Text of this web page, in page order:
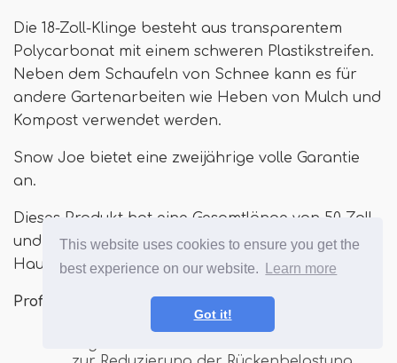
This website uses cookies to ensure you get the
best experience on our website.
Learn more
Got it!
Die 18-Zoll-Klinge besteht aus transparentem
Polycarbonat mit einem schweren Plastikstreifen.
Neben dem Schaufeln von Schnee kann es für
andere Gartenarbeiten wie Heben von Mulch und
Kompost verwendet werden.
Snow Joe bietet eine zweijährige volle Garantie
an.
Dieses Produkt hat eine Gesamtlänge von 50 Zoll
und wiegt knapp vier Pfund. Es erfordert
Hausbaugruppe.
Profis